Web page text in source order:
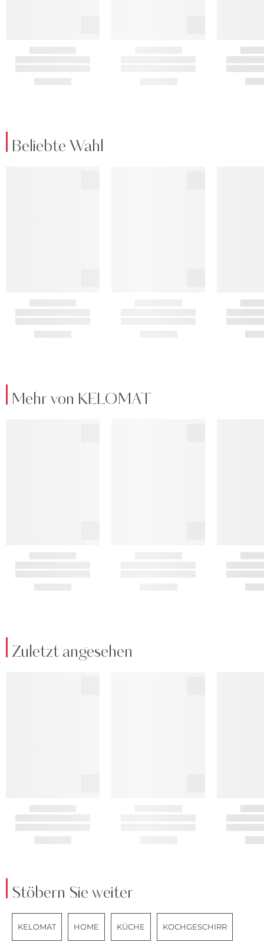
Beliebte Wahl
Mehr von KELOMAT
Zuletzt angesehen
Stöbern Sie weiter
KELOMAT HOME KÜCHE KOCHGESCHIRR